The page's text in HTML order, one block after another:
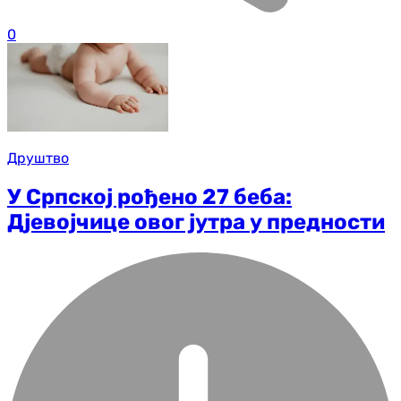
0
Друштво
У Српској рођено 27 беба:
Дјевојчице овог јутра у предности